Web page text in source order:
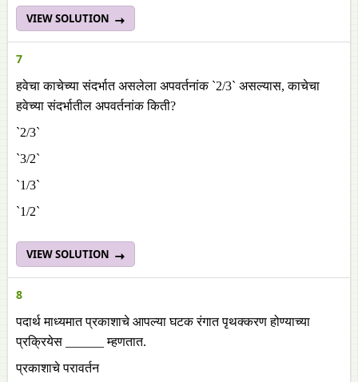
VIEW SOLUTION
7
हवेचा काचेच्या संदर्भात असलेला अपवर्तनांक `2/3` असल्यास, काचेचा
हवेच्या संदर्भातील अपवर्तनांक किती?
`2/3`
`3/2`
`1/3`
`1/2`
VIEW SOLUTION
8
पदार्थ माध्यमात प्रकाशाचे आपल्या घटक रंगात पृथक्करण होण्याच्या
प्रक्रियेस ______ म्हणतात.
प्रकाशाचे परावर्तन